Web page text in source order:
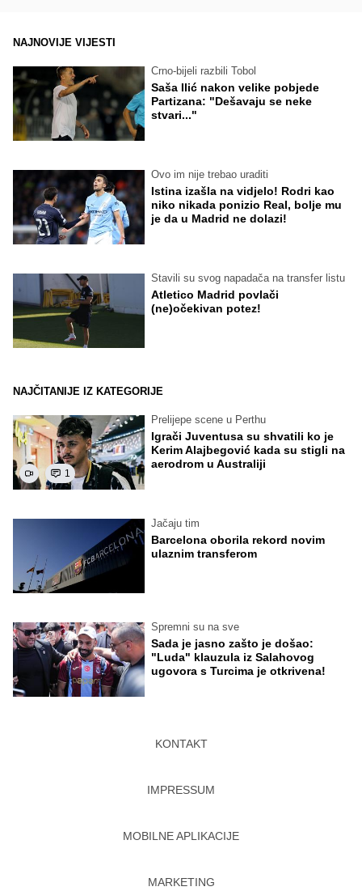
NAJNOVIJE VIJESTI
Crno-bijeli razbili Tobol
Saša Ilić nakon velike pobjede
Partizana: "Dešavaju se neke
stvari..."
Ovo im nije trebao uraditi
Istina izašla na vidjelo! Rodri kao
niko nikada ponizio Real, bolje mu
je da u Madrid ne dolazi!
Stavili su svog napadača na transfer listu
Atletico Madrid povlači
(ne)očekivan potez!
NAJČITANIJE IZ KATEGORIJE
1
Prelijepe scene u Perthu
Igrači Juventusa su shvatili ko je
Kerim Alajbegović kada su stigli na
aerodrom u Australiji
Jačaju tim
Barcelona oborila rekord novim
ulaznim transferom
Spremni su na sve
Sada je jasno zašto je došao:
"Luda" klauzula iz Salahovog
ugovora s Turcima je otkrivena!
KONTAKT
IMPRESSUM
MOBILNE APLIKACIJE
MARKETING